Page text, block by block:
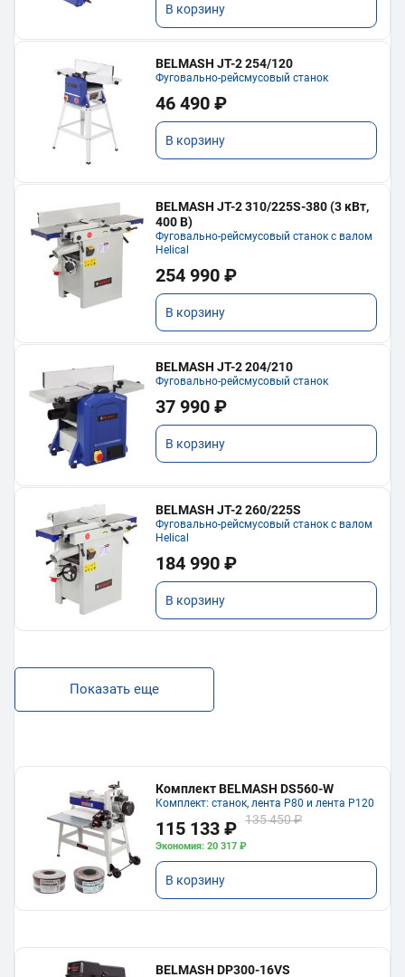
В корзину
BELMASH JT-2 254/120
Фуговально-рейсмусовый станок
46 490 ₽
В корзину
BELMASH JT-2 310/225S-380 (3 кВт,
400 В)
Фуговально-рейсмусовый станок с валом
Helical
254 990 ₽
В корзину
BELMASH JT-2 204/210
Фуговально-рейсмусовый станок
37 990 ₽
В корзину
BELMASH JT-2 260/225S
Фуговально-рейсмусовый станок с валом
Helical
184 990 ₽
В корзину
Показать еще
Комплект BELMASH DS560-W
Комплект: станок, лента P80 и лента P120
115 133 ₽ 135 450 ₽
Экономия: 20 317 ₽
В корзину
BELMASH DP300-16VS